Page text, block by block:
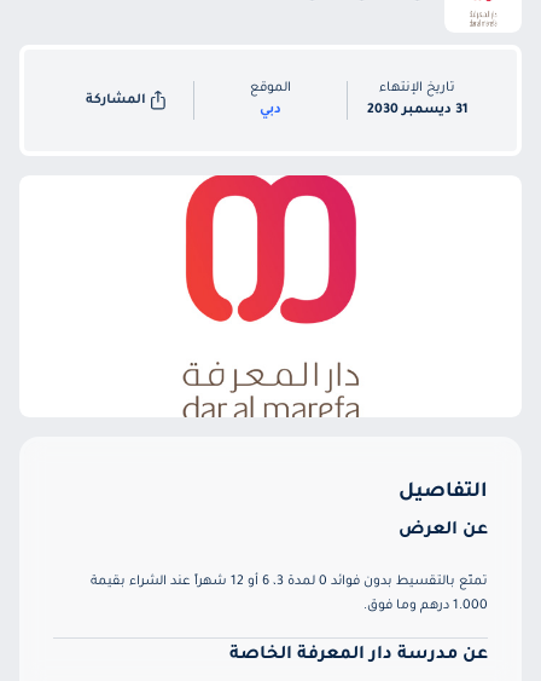
تاريخ الإنتهاء
31 ديسمبر 2030
الموقع
دبي
المشاركة
التفاصيل
عن العرض
تمتّع بالتقسيط بدون فوائد 0 لمدة 3، 6 أو 12 شهراً عند الشراء بقيمة
1.000 درهم وما فوق.
عن مدرسة دار المعرفة الخاصة